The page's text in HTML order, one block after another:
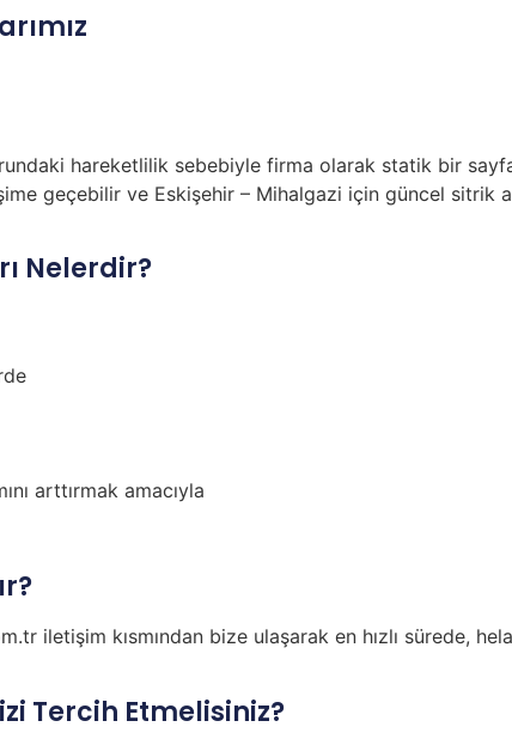
hareketlilik sebebiyle firma olarak statik bir
geçebilir ve Eskişehir – Mihalgazi için güncel sitrik
Nelerdir?
arttırmak amacıyla
iletişim kısmından bize ulaşarak en hızlı sürede,
Tercih Etmelisiniz?